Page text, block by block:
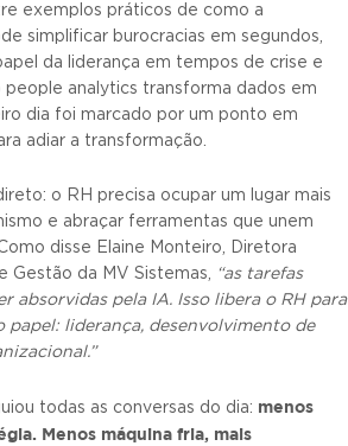
exemplos práticos de como a
simplificar burocracias em segundos,
da liderança em tempos de crise e
analytics transforma dados em
dia foi marcado por um ponto em
adiar a transformação.
o RH precisa ocupar um lugar mais
e abraçar ferramentas que unem
disse Elaine Monteiro, Diretora
Gestão da MV Sistemas, “as tarefas
absorvidas pela IA. Isso libera o RH para
papel: liderança, desenvolvimento de
todas as conversas do dia: menos
Menos máquina fria, mais